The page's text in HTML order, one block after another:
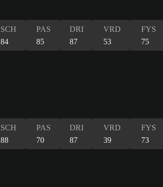
SCH
84
PAS
85
DRI
87
VRD
53
FYS
75
SCH
88
PAS
70
DRI
87
VRD
39
FYS
73